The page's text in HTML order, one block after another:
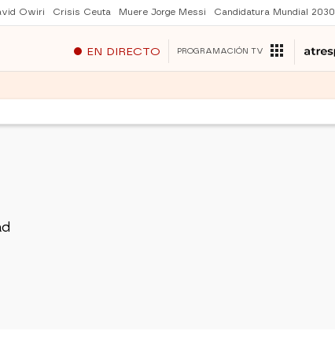
Owiri Crisis Ceuta Muere Jorge Messi Candidatura Mundial 2030
EN DIRECTO PROGRAMACIÓN TV